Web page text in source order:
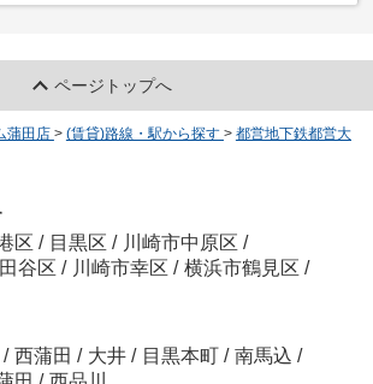
ページトップへ
蒲田店 > (賃貸)路線・駅から探す > 都営地下鉄都営大
区 / 目黒区 / 川崎市中原区 /
谷区 / 川崎市幸区 / 横浜市鶴見区 /
/ 西蒲田 / 大井 / 目黒本町 / 南馬込 /